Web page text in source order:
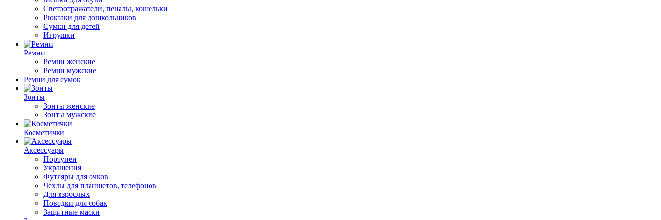
Светоотражатели, пеналы, кошельки
Рюкзаки для дошкольников
Сумки для детей
Игрушки
Ремни
Ремни женские
Ремни мужские
Ремни для сумок
Зонты
Зонты женские
Зонты мужские
Косметички
Аксессуары
Портупеи
Украшения
Футляры для очков
Чехлы для планшетов, телефонов
Для взрослых
Поводки для собак
Защитные маски